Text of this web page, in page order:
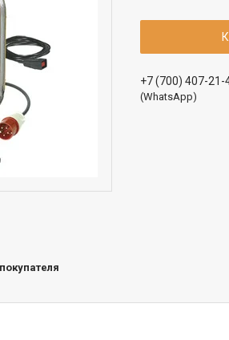
+7 (700) 407-21-
(WhatsApp)